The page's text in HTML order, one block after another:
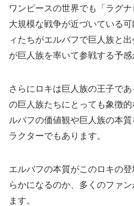
ワンピースの世界でも「ラグ
大規模な戦争が近づいている
ィたちがエルバフで巨人族と
が巨人族を率いて参戦する予感
さらにロキは巨人族の王子で
の巨人族たちにとっても象徴
ルバフの価値観や巨人族の本
ラクターでもあります。
エルバフの本質がこのロキの
らかになるのか、多くのファ
ます。